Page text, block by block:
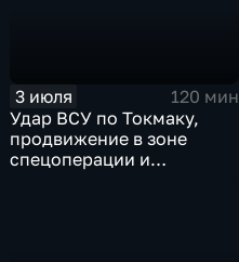
3 июля
120 мин
Удар ВСУ по Токмаку,
продвижение в зоне
спецоперации и